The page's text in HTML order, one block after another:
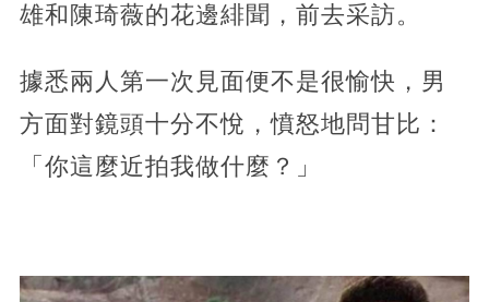
雄和陳琦薇的花邊緋聞，前去采訪。
據悉兩人第一次見面便不是很愉快，男
方面對鏡頭十分不悅，憤怒地問甘比：
「你這麼近拍我做什麼？」